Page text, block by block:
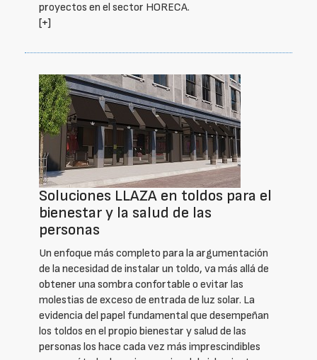
proyectos en el sector HORECA.
[+]
Soluciones LLAZA en toldos para el
bienestar y la salud de las
personas
Un enfoque más completo para la argumentación
de la necesidad de instalar un toldo, va más allá de
obtener una sombra confortable o evitar las
molestias de exceso de entrada de luz solar. La
evidencia del papel fundamental que desempeñan
los toldos en el propio bienestar y salud de las
personas los hace cada vez más imprescindibles